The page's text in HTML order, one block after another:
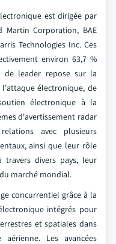
est dirigée par
Martin Corporation, BAE
Technologies Inc. Ces
environ 63,7 %
de leader repose sur la
électronique, de
électronique à la
d'avertissement radar
avec plusieurs
ainsi que leur rôle
travers divers pays, leur
marché mondial.
concurrentiel grâce à la
intégrés pour
et spatiales dans
Les avancées